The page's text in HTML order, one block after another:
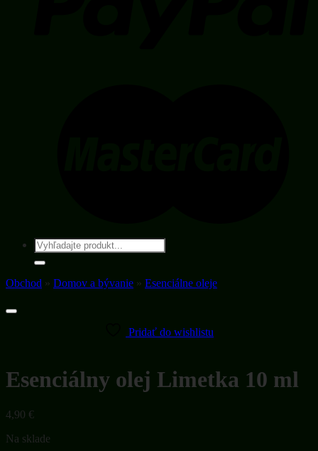
Hľadať:
Obchod » Domov a bývanie » Esenciálne oleje
Pridať do wishlistu
Esenciálny olej Limetka 10 ml
4,90 €
Na sklade